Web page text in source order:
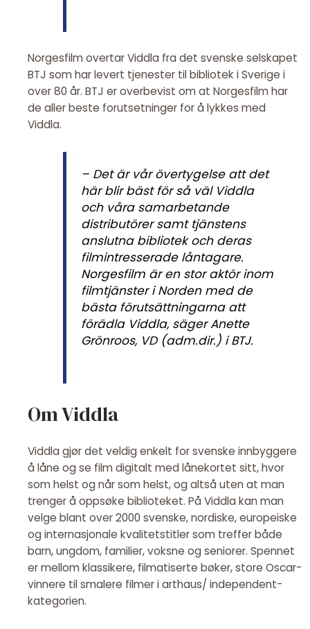
Norgesfilm overtar Viddla fra det svenske selskapet
BTJ som har levert tjenester til bibliotek i Sverige i
over 80 år. BTJ er overbevist om at Norgesfilm har
de aller beste forutsetninger for å lykkes med
Viddla.
– Det är vår övertygelse att det
här blir bäst för så väl Viddla
och våra samarbetande
distributörer samt tjänstens
anslutna bibliotek och deras
filmintresserade låntagare.
Norgesfilm är en stor aktör inom
filmtjänster i Norden med de
bästa förutsättningarna att
förädla Viddla, säger Anette
Grönroos, VD (adm.dir.) i BTJ.
Om Viddla
Viddla gjør det veldig enkelt for svenske innbyggere
å låne og se film digitalt med lånekortet sitt, hvor
som helst og når som helst, og altså uten at man
trenger å oppsøke biblioteket. På Viddla kan man
velge blant over 2000 svenske, nordiske, europeiske
og internasjonale kvalitetstitler som treffer både
barn, ungdom, familier, voksne og seniorer. Spennet
er mellom klassikere, filmatiserte bøker, store Oscar-
vinnere til smalere filmer i arthaus/ independent-
kategorien.